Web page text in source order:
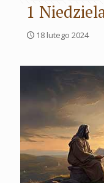
1
18 lutego 2024